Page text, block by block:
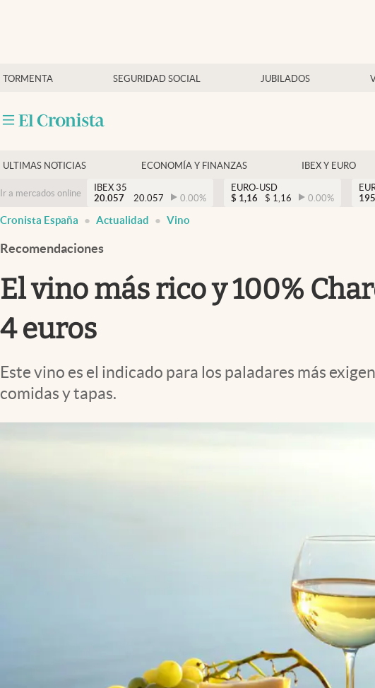
TORMENTA SEGURIDAD SOCIAL JUBILADOS
Economía y finanzas
Criptomonedas
ULTIMAS NOTICIAS ECONOMÍA Y FINANZAS IBEX Y EURO
Ir a mercados online
IBEX 35
20.057
20.057 0.00%
EURO-USD
$ 1,16 $ 1,16 0.00%
Cronista España Actualidad Vino
Recomendaciones
El vino más rico y 100%
4 euros
Este vino es el indicado para los paladares más
comidas y tapas.